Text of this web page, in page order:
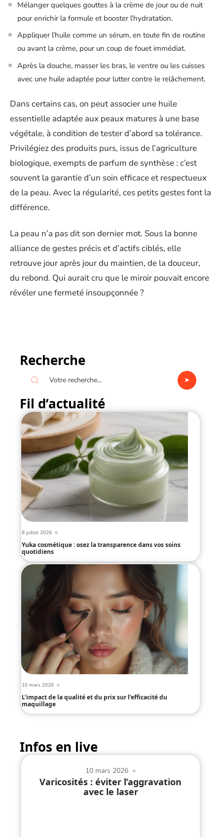
Mélanger quelques gouttes à la crème de jour ou de nuit
pour enrichir la formule et booster l’hydratation.
Appliquer l’huile comme un sérum, en toute fin de routine
ou avant la crème, pour un coup de fouet immédiat.
Après la douche, masser les bras, le ventre ou les cuisses
avec une huile adaptée pour lutter contre le relâchement.
Dans certains cas, on peut associer une huile
essentielle adaptée aux peaux matures à une base
végétale, à condition de tester d’abord sa tolérance.
Privilégiez des produits purs, issus de l’agriculture
biologique, exempts de parfum de synthèse : c’est
souvent la garantie d’un soin efficace et respectueux
de la peau. Avec la régularité, ces petits gestes font la
différence.
La peau n’a pas dit son dernier mot. Sous la bonne
alliance de gestes précis et d’actifs ciblés, elle
retrouve jour après jour du maintien, de la douceur,
du rebond. Qui aurait cru que le miroir pouvait encore
révéler une fermeté insoupçonnée ?
Recherche
Fil d’actualité
8 juillet 2026
Yuka cosmétique : osez la transparence dans vos soins
quotidiens
10 mars 2026
L’impact de la qualité et du prix sur l’efficacité du
maquillage
Infos en live
10 mars 2026
Varicosités : éviter l’aggravation
avec le laser